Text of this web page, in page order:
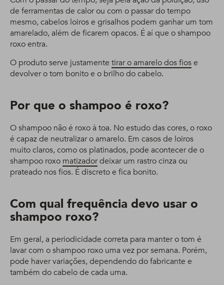
de ferramentas de calor ou com o passar do tempo
mesmo, cabelos loiros e grisalhos podem ganhar um tom
amarelado, além de ficarem opacos. É aí que o shampoo
roxo entra.
O produto serve justamente tirar o amarelo dos fiose
devolver o tom bonito e o brilho do cabelo.
Por que o shampoo é roxo?
O shampoo não é roxo à toa. No estudo das cores, o roxo
é capaz de neutralizar o amarelo. Em casos de loiros
muito claros, como os platinados, pode acontecer de o
shampoo roxo matizadordeixar um rastro cinza ou
prateado nos fios. É discreto e fica bonito.
Com qual frequência devo usar o
shampoo roxo?
Em geral, a periodicidade correta para manter o tom é
lavar com o shampoo roxo uma vez por semana. Porém,
pode haver variações, dependendo do fabricante e
também do cabelo de cada uma.